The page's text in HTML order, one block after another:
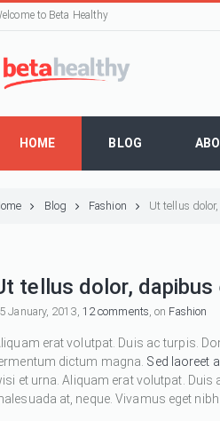
to Beta Healthy
HOME BLOG
Blog Fashion Ut tellus
tellus dolor, dapibus
January, 2013, 12 comments, on Fashion
erat volutpat. Duis ac turpis.
dictum magna. Sed laoreet
et urna. Aliquam erat volutpat. Duis
at, neque. Vivamus eget